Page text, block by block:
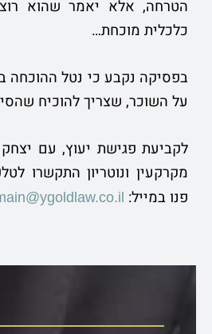
הטרחה, אלא יאמר שהוא
כלכלית מוכחת…
בפסיקה נקבע כי נטל ההוכחה
על השוכר, שצריך להוכיח
לקביעת פגישת יעוץ, עם יצחק
פנו במייל: